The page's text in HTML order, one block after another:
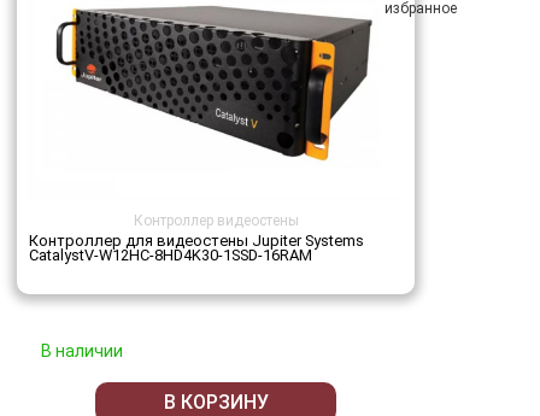
Контроллер видеостены
Контроллер для видеостены Jupiter Systems
CatalystV-W12HC-8HD4K30-1SSD-16RAM
В наличии
В КОРЗИНУ